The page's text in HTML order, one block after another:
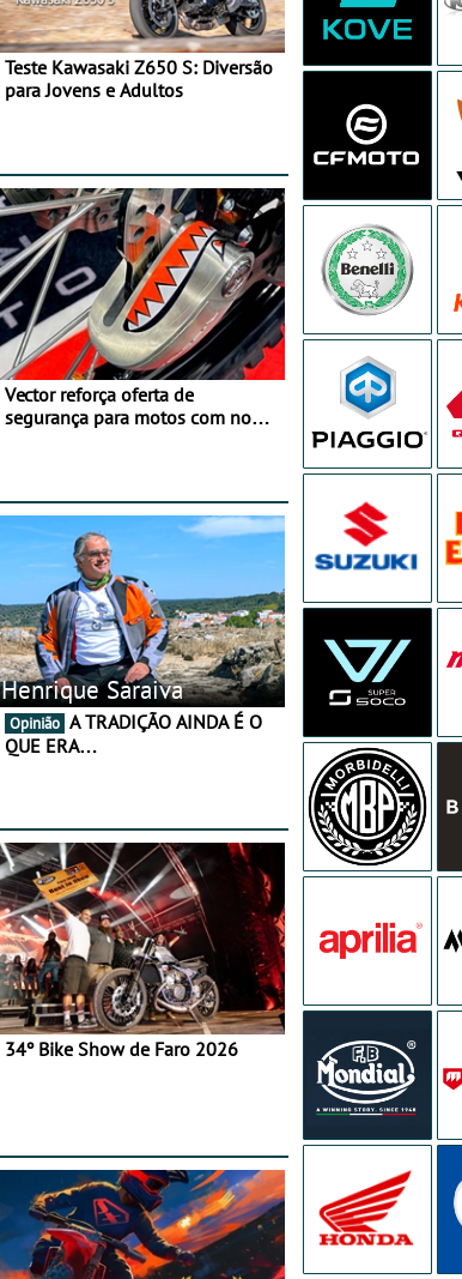
Teste Kawasaki Z650 S: Diversão
para Jovens e Adultos
Vector reforça oferta de
segurança para motos com nova
Henrique Saraiva
Opinião
QUE ERA…
34º Bike Show de Faro 2026